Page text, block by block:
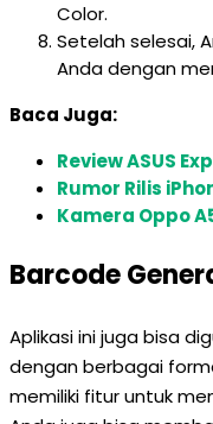
Color.
Setelah selesai,
Anda dengan
Baca Juga:
Review ASUS
Rumor Rilis
Kamera Oppo
Barcode
Aplikasi ini juga bisa
dengan berbagai
memiliki fitur untuk